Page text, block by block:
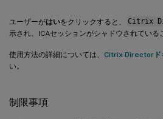
ユーザーがはいをクリックすると、 Citrix
示され、ICAセッションがシャドウされている
使用方法の詳細については、 Citrix Directorド
い。
制限事項